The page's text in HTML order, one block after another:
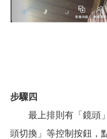
步驟四
最上排則有「鏡頭」
頭切換」等控制按鈕，